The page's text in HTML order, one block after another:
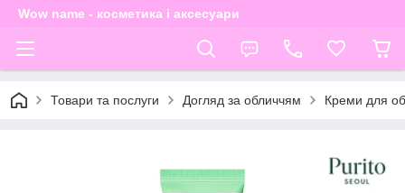
Wow name - косметика і аксесуари
Товари та послуги Догляд за обличчям Креми для